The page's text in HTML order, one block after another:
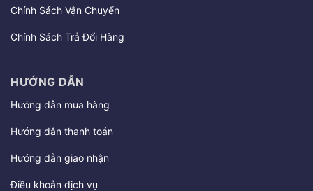
Chính Sách Vận Chuyển
Chính Sách Trả Đổi Hàng
HƯỚNG DẪN
Hướng dẫn mua hàng
Hướng dẫn thanh toán
Hướng dẫn giao nhận
Điều khoản dịch vụ